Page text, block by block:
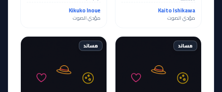
Kaito Ishikawa
مؤدي الصوت
Kikuko Inoue
مؤدي الصوت
مساند مساند